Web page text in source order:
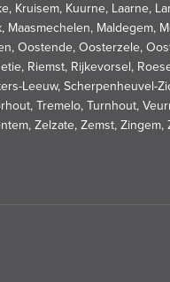
Kruisem, Kuurne, Laarne,
Maldegem,
Oostende, Oosterzele,
Riemst, Rijkevorsel,
Leeuw, Scherpenheuvel-
Tremelo, Turnhout,
Zelzate, Zemst,